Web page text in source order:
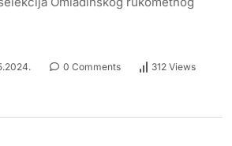
0 Comments 312 Views